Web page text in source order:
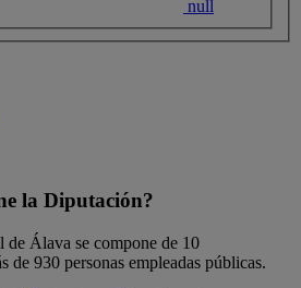
null
la Diputación?
Álava se compone de 10
de 930 personas empleadas públicas.